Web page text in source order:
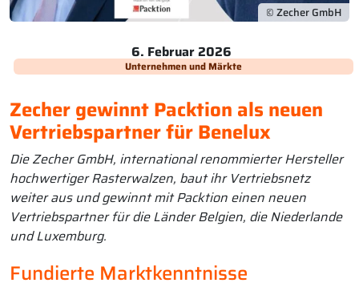
© Zecher GmbH
6. Februar 2026
Unternehmen und Märkte
Zecher gewinnt Packtion als neuen
Vertriebspartner für Benelux
Die Zecher GmbH, international renommierter Hersteller
hochwertiger Rasterwalzen, baut ihr Vertriebsnetz
weiter aus und gewinnt mit Packtion einen neuen
Vertriebspartner für die Länder Belgien, die Niederlande
und Luxemburg.
Fundierte Marktkenntnisse